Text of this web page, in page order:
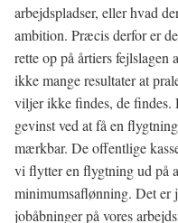
arbejdspladser, eller hvad
ambition. Præcis derfor er
rette op på årtiers fejlslagen
ikke mange resultater at
viljer ikke findes, de findes.
gevinst ved at få en
mærkbar. De offentlige
vi flytter en flygtning ud på
minimumsaflønning. Det er
jobåbninger på vores